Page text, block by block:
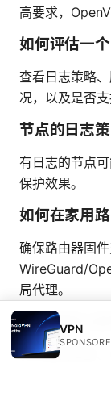
高要求，
如何评估一
查看日志策略
况，以及是否支
节点的日志
有日志的节点
保护效果。
如何在家用
确保路由器固
WireGuard/
局代理。
使用去中心
优点是抗审查
VPN